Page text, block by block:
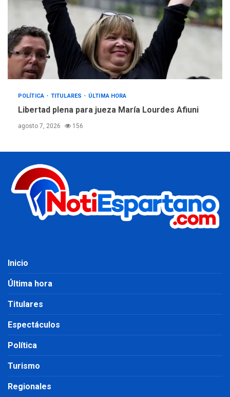
POLÍTICA TITULARES ÚLTIMA HORA
Libertad plena para jueza María Lourdes Afiuni
agosto 7, 2026 156
Inicio
Última hora
Titulares
Espectáculos
Política
Turismo
Regionales